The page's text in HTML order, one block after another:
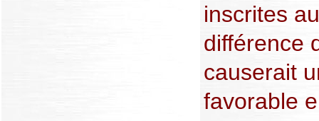
inscrites
différence
causerait
favorable